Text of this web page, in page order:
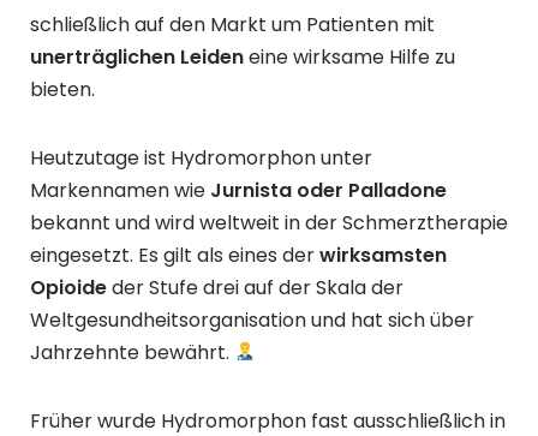
schließlich auf den Markt um Patienten mit
unerträglichen Leideneine wirksame Hilfe zu
bieten.
Heutzutage ist Hydromorphon unter
Markennamen wie Jurnista oder Palladone
bekannt und wird weltweit in der Schmerztherapie
eingesetzt. Es gilt als eines derwirksamsten
Opioideder Stufe drei auf der Skala der
Weltgesundheitsorganisation und hat sich über
Jahrzehnte bewährt.
Früher wurde Hydromorphon fast ausschließlich in